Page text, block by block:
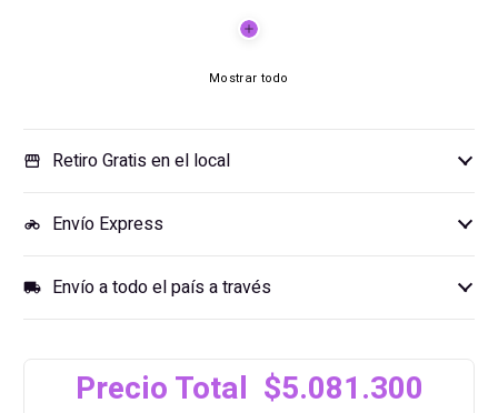
Mostrar todo
storefront Retiro Gratis en el local
motorcycle Envío Express
local_shipping Envío a todo el país a través
Precio Total $5.081.300